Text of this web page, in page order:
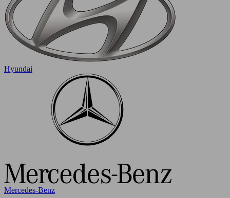
Hyundai
Mercedes-Benz